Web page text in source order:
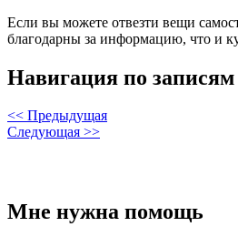
Если вы можете отвезти вещи
благодарны за информацию, что и
Навигация по записям
<< Предыдущая
Следующая >>
Мне нужна помощь